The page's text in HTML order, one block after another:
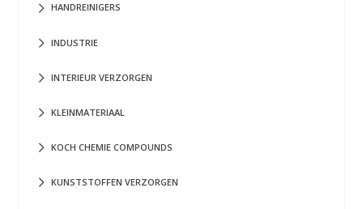
HANDREINIGERS
INDUSTRIE
INTERIEUR VERZORGEN
KLEINMATERIAAL
KOCH CHEMIE COMPOUNDS
KUNSTSTOFFEN VERZORGEN